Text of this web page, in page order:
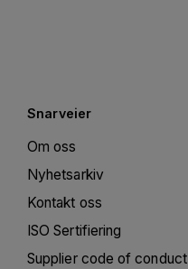
Snarveier
Om oss
Nyhetsarkiv
Kontakt oss
ISO Sertifiering
Supplier code of conduct